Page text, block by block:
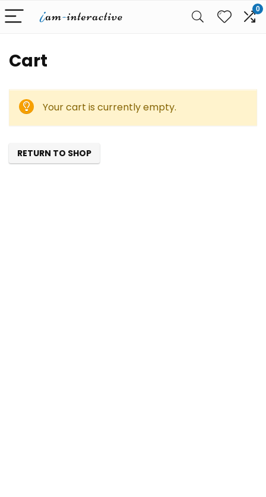
0
Cart
Your cart is currently empty.
RETURN TO SHOP